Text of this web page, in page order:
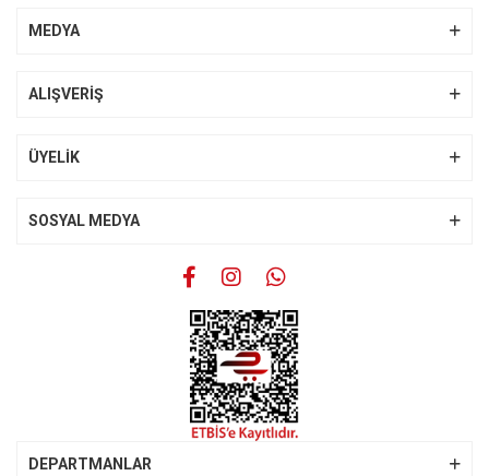
MEDYA
ALIŞVERİŞ
ÜYELİK
SOSYAL MEDYA
DEPARTMANLAR